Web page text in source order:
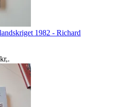
1982 - Richard
,.